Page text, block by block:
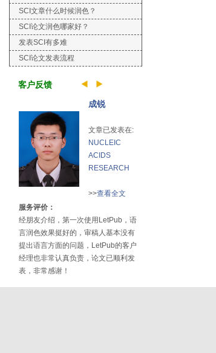
SCI文章什么时候润色？
SCI论文润色哪家好？
发表SCI有多难
SCI论文发表流程
客户反馈
成锐
文章已发表在:
NUCLEIC
ACIDS
RESEARCH
>>查看全文
服务评价：
经朋友介绍，第一次使用LetPub，语
言润色效果挺好的，审稿人基本没有
提出语言方面的问题，LetPub的客户
经理也非常认真负责，论文已顺利发
表，非常感谢！